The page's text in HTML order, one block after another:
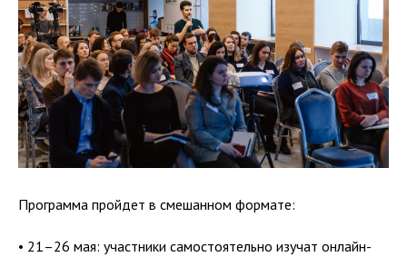
Программа пройдет в смешанном формате:
• 21–26 мая: участники самостоятельно изучат онлайн-